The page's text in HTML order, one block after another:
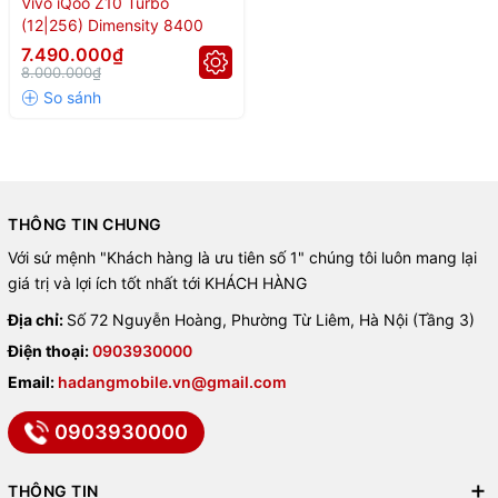
mượt mọi nhu cầu từ cơ bản đến game nặng.
💾 RAM 12–16GB | ROM 256–
iQOO Z10 Turbo có 4 tùy chọn cấu hình:
12GB RAM + 256GB / 512GB ROM
16GB RAM + 256GB / 512GB ROM
🔄 So sánh iQOO Z10 Turbo với
các phiên bản trước
(12|256) Dimensity 8400
7.490.000₫
8.000.000₫
THÔNG TIN CHUNG
Với sứ mệnh "Khách hàng là ưu tiên số 1" chúng tôi luôn mang lại
giá trị và lợi ích tốt nhất tới KHÁCH HÀNG
Địa chỉ: Số 72 Nguyễn Hoàng, Phường Từ Liêm, Hà Nội (Tầng 3)
Điện thoại:0903930000
Email: hadangmobile.vn@gmail.com
0903930000
THÔNG TIN